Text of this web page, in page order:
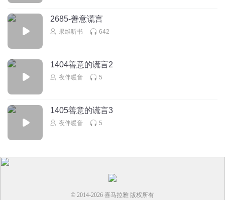
2685-善意谎言
果维听书 642
1404善意的谎言2
夜伴暖音 5
1405善意的谎言3
夜伴暖音 5
© 2014-2026 喜马拉雅 版权所有